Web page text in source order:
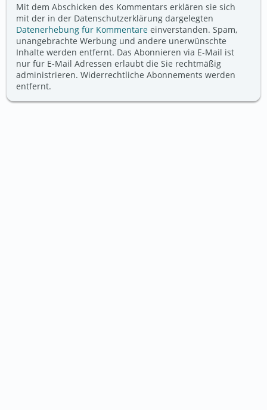
Mit dem Abschicken des Kommentars erklären sie sich
mit der in der Datenschutzerklärung dargelegten
Datenerhebung für Kommentare einverstanden. Spam,
unangebrachte Werbung und andere unerwünschte
Inhalte werden entfernt. Das Abonnieren via E-Mail ist
nur für E-Mail Adressen erlaubt die Sie rechtmäßig
administrieren. Widerrechtliche Abonnements werden
entfernt.